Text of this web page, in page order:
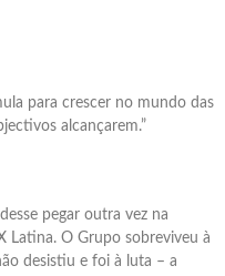
para crescer no mundo das
alcançarem.”
pegar outra vez na
Latina. O Grupo sobreviveu à
desistiu e foi à luta – a